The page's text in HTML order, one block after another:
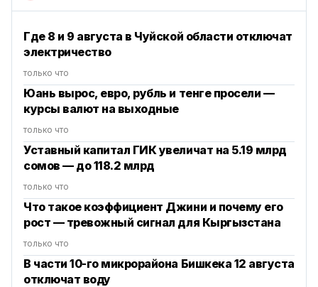
Где 8 и 9 августа в Чуйской области отключат
электричество
только что
Юань вырос, евро, рубль и тенге просели —
курсы валют на выходные
только что
Уставный капитал ГИК увеличат на 5.19 млрд
сомов — до 118.2 млрд
только что
Что такое коэффициент Джини и почему его
рост — тревожный сигнал для Кыргызстана
только что
В части 10-го микрорайона Бишкека 12 августа
отключат воду